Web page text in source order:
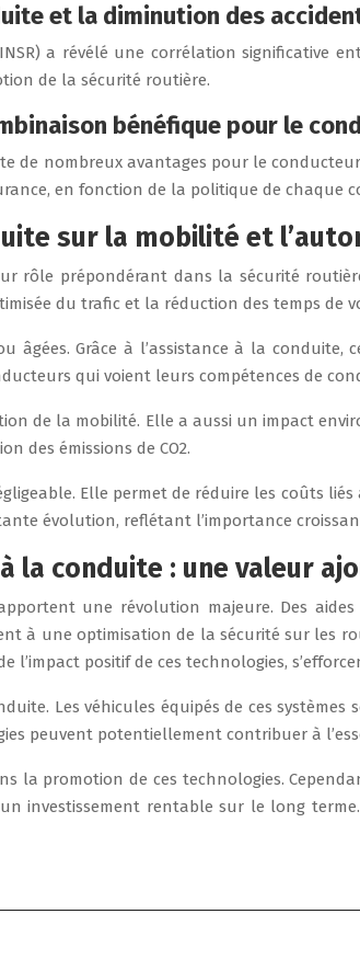
et la diminution des
a révélé une corrélation significative
de la sécurité routière.
bénéfique pour le
de nombreux avantages pour le
en fonction de la politique de chaque
sur la mobilité et
prépondérant dans la sécurité
du trafic et la réduction des temps
âgées. Grâce à l’assistance à la
qui voient leurs compétences de
de la mobilité. Elle a aussi un impact
des émissions de CO2.
Elle permet de réduire les coûts
évolution, reflétant l’importance
la conduite : une valeur
une révolution majeure. Des
à une optimisation de la sécurité sur
positif de ces technologies,
Les véhicules équipés de ces
peuvent potentiellement contribuer à
promotion de ces technologies.
investissement rentable sur le long